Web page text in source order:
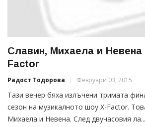
Славин, Михаела и
Factor
Радост Тодорова Февруари 03, 2015
Tази вечер бяха излъчени тримата
сезон на музикалното шоу X-Factor.
Михаела и Невена. След двучасовия ла...